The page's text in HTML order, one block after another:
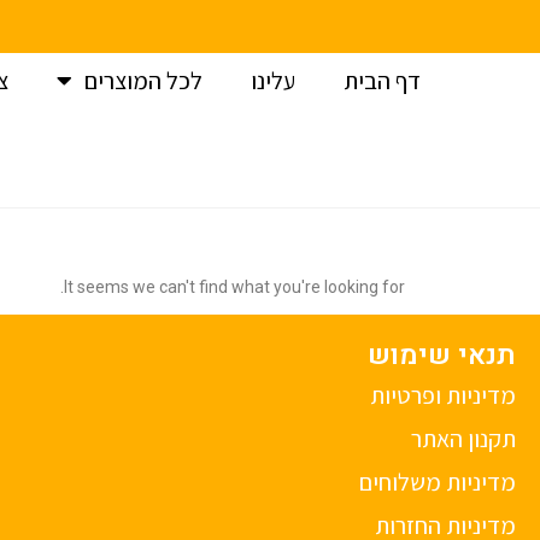
דף הבית עלינו לכל המוצרים
It seems we can't find what you're looking for.
תנאי שימוש
מדיניות ופרטיות
תקנון האתר
מדיניות משלוחים
מדיניות החזרות